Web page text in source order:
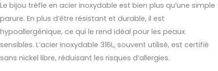
Le bijou trèfle en acier inoxydable est bien plus qu’une simple
parure. En plus d’être résistant et durable, il est
hypoallergénique, ce qui le rend idéal pour les peaux
sensibles. L’acier inoxydable 316L, souvent utilisé, est certifié
sans nickel libre, réduisant les risques d’allergies.